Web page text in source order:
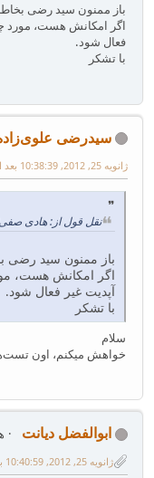
باز ممنون سید رضی
اگر امکانش هست، مورد
فعال شود.
با تشکر
سیدرضی
ژانویه 25, 2012, 10:38:39 بعد از ظهر
نقل قول از: هادی صفی‌اقدم در ژانویه
باز ممنون سید رضی
اگر امکانش هست،
آپدیت غیر فعال شود.
با تشکر
سلام
خواهش میکنم، اون
ابوالفضل دیانت
ژانویه 25, 2012, 10:40:59 بعد از ظهر